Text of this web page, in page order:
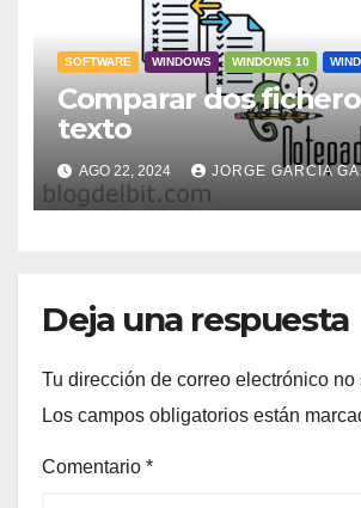
SOFTWARE WINDOWS WINDOWS 10
Comparar dos
texto
AGO 22, 2024 JORGE GARCIA
Deja una respuesta
Tu dirección de correo electrónico no
Los campos obligatorios están
Comentario *